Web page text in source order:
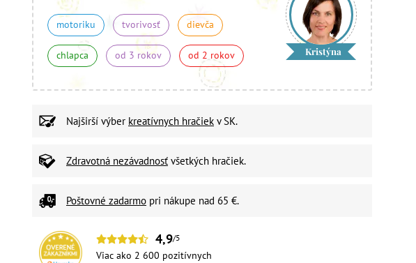
motoriku tvorivosť dievča
chlapca od 3 rokov od 2 rokov Kristýna
Najširší výber kreatívnych hračiek v SK.
Zdravotná nezávadnosť všetkých hračiek.
Poštovné zadarmo pri nákupe nad 65 €.
4,9/5
Viac ako 2 600 pozitívnych